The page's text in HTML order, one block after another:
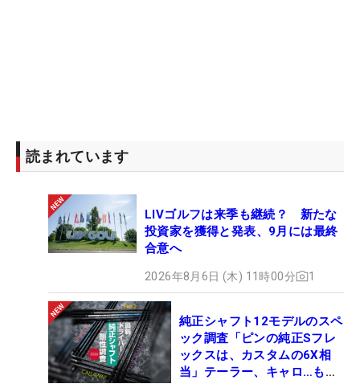
読まれています
LIVゴルフは来季も継続？ 新たな
投資家を獲得と発表、9月には最終
合意へ
2026年8月6日 (木) 11時00分 1
純正シャフト12モデルのスペ
ック調査「ピンの純正Sフレ
ックスは、カスタムの6X相
当」テーラー、キャロ…もチ